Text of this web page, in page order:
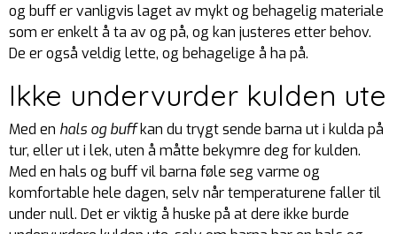
og buff er vanligvis laget av mykt og behagelig materiale
som er enkelt å ta av og på, og kan justeres etter behov.
De er også veldig lette, og behagelige å ha på.
Ikke undervurder kulden ute
Med en hals og buffkan du trygt sende barna ut i kulda på
tur, eller ut i lek, uten å måtte bekymre deg for kulden.
Med en hals og buff vil barna føle seg varme og
komfortable hele dagen, selv når temperaturene faller til
under null. Det er viktig å huske på at dere ikke burde